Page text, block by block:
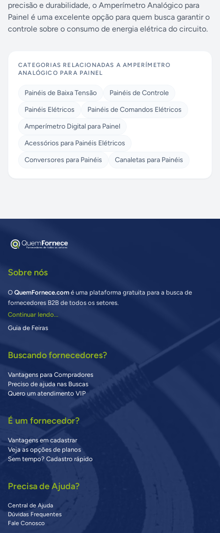
precisão e durabilidade, o Amperímetro Analógico para
Painel é uma excelente opção para quem busca garantir o
controle sobre o consumo de energia elétrica do circuito.
CATEGORIAS RELACIONADAS AAMPERÍMETRO
ANALÓGICO PARA PAINEL
Painéis de Baixa Tensão
Painéis de Controle
Painéis Elétricos
Painéis de Comandos Elétricos
Amperímetro Digital para Painel
Acessórios para Painéis Elétricos
Conversores para Painéis
Canaletas para Painéis
Sobre nós
O QuemFornece.com é uma plataforma gratuita para a busca de
fornecedores B2B de todos os setores.
Continuar lendo...
Guia de Feiras
Buscando fornecedores?
Vantagens para Compradores
Preciso de ajuda nas Buscas
Quero um atendimento VIP
É um fornecedor?
Vantagens em cadastrar
Veja as opções de planos
Sem tempo? Cadastro rápido
Precisa de Ajuda?
Central de Ajuda
Dúvidas Frequentes
Fale Conosco